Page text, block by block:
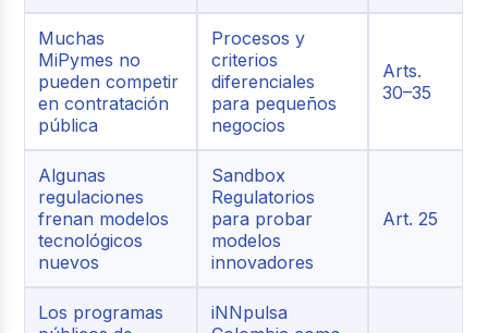
Muchas
MiPymes no
pueden competir
en contratación
pública
Procesos y
criterios
diferenciales
para pequeños
negocios
Arts.
30–35
Algunas
regulaciones
frenan modelos
tecnológicos
nuevos
Sandbox
Regulatorios
para probar
modelos
innovadores
Art. 25
Los programas
iNNpulsa